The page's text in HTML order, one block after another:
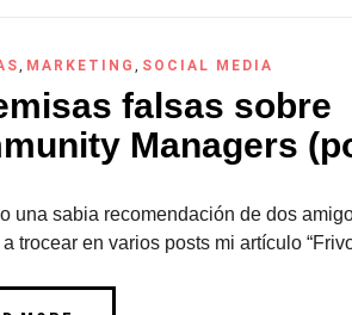
, MARKETING , SOCIAL MEDIA
falsas sobre
Managers
una sabia recomendación de dos
trocear en varios posts mi artículo